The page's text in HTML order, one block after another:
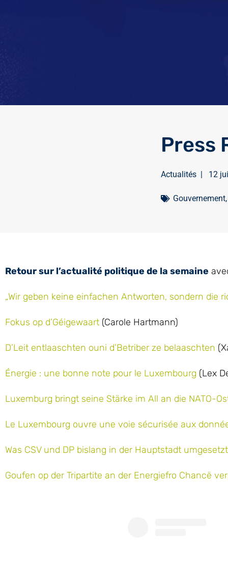
Press
Actualités| 12
Gouvernement,
Retour sur l’actualité politique de la semaine
„Wir geben keine einfachen Antworten, sondern die
Fokus op d’Géigewaart (Carole Hartmann)
D’Leit entlaaschten ouni d’Betriber ze belaaschten
Énergie : une bonne note pour le Luxembourg (Lex
Luxemburg bringt seine Stärke im All an die NATO-
Le Luxembourg ouvre une voie sécurisée aux
Was CSV und DP bislang in der Hauptstadt
Goufen op der Tripartite an der Energiefro Chancë